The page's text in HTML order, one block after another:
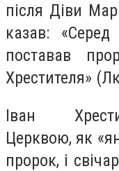
після Діви
казав:
поставав
Хрестителя»
Іван
Церквою, як
пророк, і